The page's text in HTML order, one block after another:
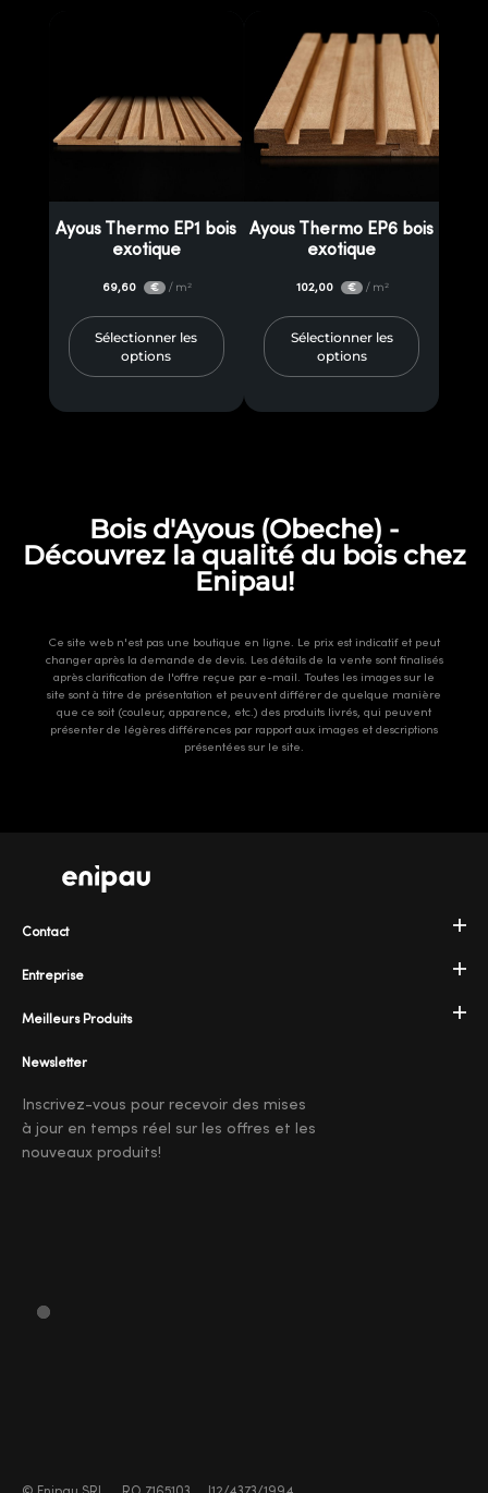
Ayous Thermo EP1 bois
exotique
69,60 € / m²
Sélectionner les
options
Ayous Thermo EP6 bois
exotique
102,00 € / m²
Sélectionner les
options
Bois d'Ayous (Obeche) -
Découvrez la qualité du bois chez
Enipau!
Ce site web n'est pas une boutique en ligne. Le prix est indicatif et peut
changer après la demande de devis. Les détails de la vente sont finalisés
après clarification de l'offre reçue par e-mail. Toutes les images sur le
site sont à titre de présentation et peuvent différer de quelque manière
que ce soit (couleur, apparence, etc.) des produits livrés, qui peuvent
présenter de légères différences par rapport aux images et descriptions
présentées sur le site.
Entreprise
Meilleurs Produits
Contact
Newsletter
Inscrivez-vous pour recevoir des mises
à jour en temps réel sur les offres et les
nouveaux produits!